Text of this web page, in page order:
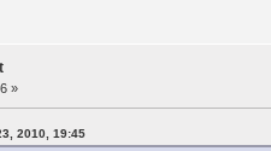
»
2010, 19:45